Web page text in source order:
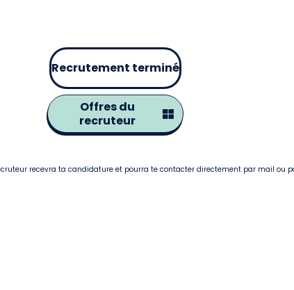
Recrutement terminé
Offres du
recruteur
recevra ta candidature et pourra te contacter directement par mail ou